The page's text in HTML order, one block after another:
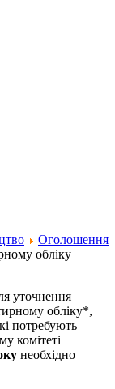
Оголошення
обліку
уточнення
обліку*,
потребують
комітеті
необхідно